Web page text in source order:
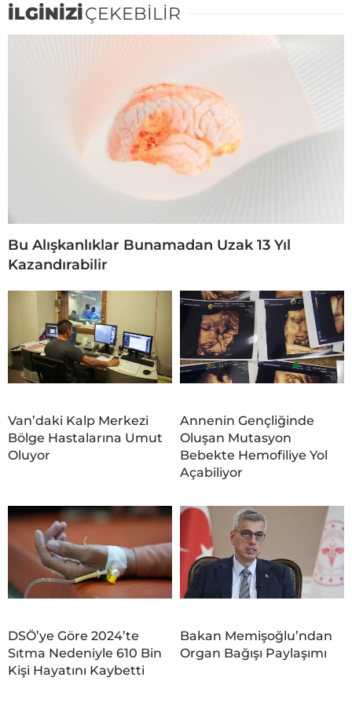
İLGİNİZİÇEKEBİLİR
Bu Alışkanlıklar Bunamadan Uzak 13 Yıl
Kazandırabilir
Van’daki Kalp Merkezi
Bölge Hastalarına Umut
Oluyor
Annenin Gençliğinde
Oluşan Mutasyon
Bebekte Hemofiliye Yol
Açabiliyor
DSÖ’ye Göre 2024’te
Sıtma Nedeniyle 610 Bin
Kişi Hayatını Kaybetti
Bakan Memişoğlu’ndan
Organ Bağışı Paylaşımı